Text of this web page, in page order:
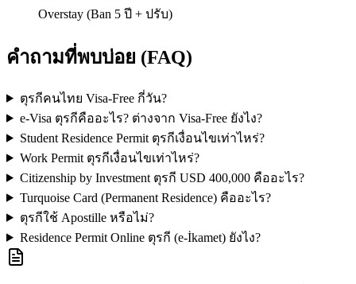
Overstay (Ban 5 ปี + ปรับ)
คำถามที่พบบ่อย (FAQ)
ตุรกีคนไทย Visa-Free กี่วัน?
e-Visa ตุรกีคืออะไร? ต่างจาก Visa-Free ยังไง?
Student Residence Permit ตุรกีเงื่อนไขเท่าไหร่?
Work Permit ตุรกีเงื่อนไขเท่าไหร่?
Citizenship by Investment ตุรกี USD 400,000 คืออะไร?
Turquoise Card (Permanent Residence) คืออะไร?
ตุรกีใช้ Apostille หรือไม่?
Residence Permit Online ตุรกี (e-İkamet) ยังไง?